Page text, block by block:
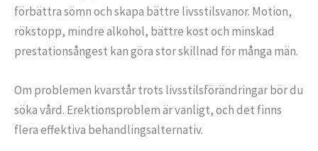
förbättra sömn och skapa bättre livsstilsvanor. Motion,
rökstopp, mindre alkohol, bättre kost och minskad
prestationsångest kan göra stor skillnad för många män.
Om problemen kvarstår trots livsstilsförändringar bör du
söka vård. Erektionsproblem är vanligt, och det finns
flera effektiva behandlingsalternativ.